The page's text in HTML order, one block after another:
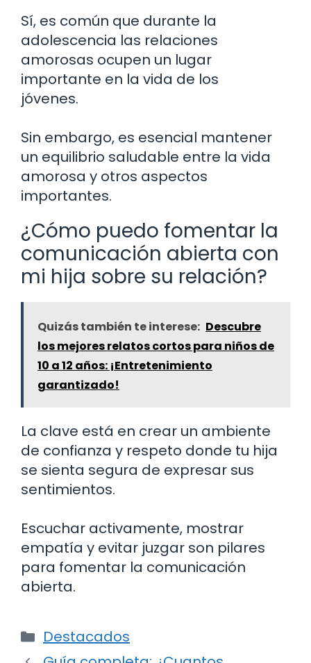
Sí, es común que durante la
adolescencia las relaciones
amorosas ocupen un lugar
importante en la vida de los
jóvenes.
Sin embargo, es esencial mantener
un equilibrio saludable entre la vida
amorosa y otros aspectos
importantes.
¿Cómo puedo fomentar la
comunicación abierta con
mi hija sobre su relación?
Quizás también te interese: Descubre
los mejores relatos cortos para niños de
10 a 12 años: ¡Entretenimiento
garantizado!
La clave está en crear un ambiente
de confianza y respeto donde tu hija
se sienta segura de expresar sus
sentimientos.
Escuchar activamente, mostrar
empatía y evitar juzgar son pilares
para fomentar la comunicación
abierta.
Categorías
Destacados